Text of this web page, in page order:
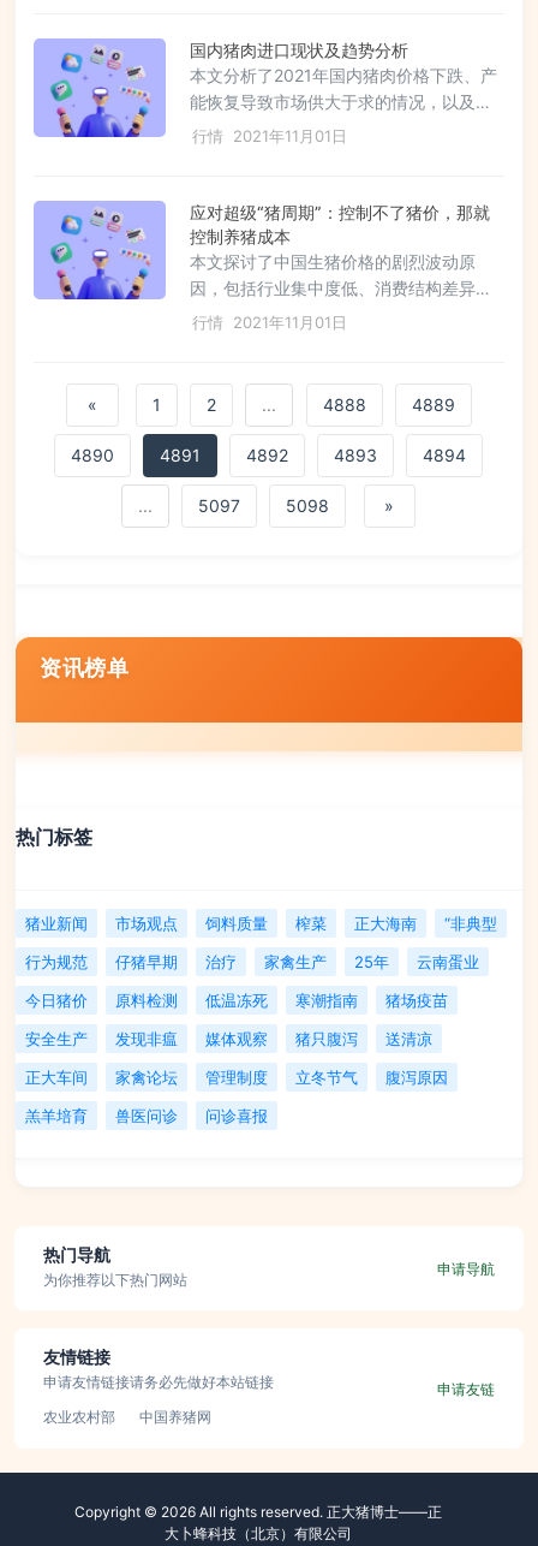
势明显。生猪期货市场运行平稳，为行业
风险管理提供了工具。论坛强调了产业升
级和市场适应性的重要性，以及养殖企业
通过‘保险+期货’实现稳定收入的新模式。
国内猪肉进口现状及趋势分析
本文分析了2021年国内猪肉价格下跌、产
能恢复导致市场供大于求的情况，以及进
口猪肉的基本情况，如主要来源国、品种
后市预测进口压力可能持续好转。预计
2021年全年进口量将下降，有助于国内市
场供需平衡。
行情 2021年11月01日
应对超级“猪周期”：控制不了猪价，那就
控制养猪成本
本文探讨了中国生猪价格的剧烈波动原
因，包括行业集中度低、消费结构差异以
及猪周期加速。养猪业面临的挑战是降低
技术应用等方式寻求降本增效。未来，猪
企需加强与互联网、智能化的融合，以提
升数智竞争力，应对猪周期和行业风险。
行情 2021年11月01日
« 1 2 ... 4888 4889
4890 4891 4892 4893 4894
... 5097 5098 »
资讯榜单
热门标签
猪业新闻 市场观点 饲料质量 榨菜 正大海南
“非典型
行为规范
仔猪早期 治疗 家禽生产 25年
云南蛋业
今日猪价
原料检测 低温冻死 寒潮指南
猪场疫苗
安全生产
发现非瘟 媒体观察 猪只腹泻
送清凉
正大车间
家禽论坛 管理制度 立冬节气
腹泻原因
羔羊培育
兽医问诊 问诊喜报
热门导航
为你推荐以下热门网站
申请导航
友情链接
申请友情链接请务必先做好本站链接
农业农村部
中国养猪网
申请友链
Copyright © 2026 All rights reserved. 正大猪博士——正
大卜蜂科技（北京）有限公司